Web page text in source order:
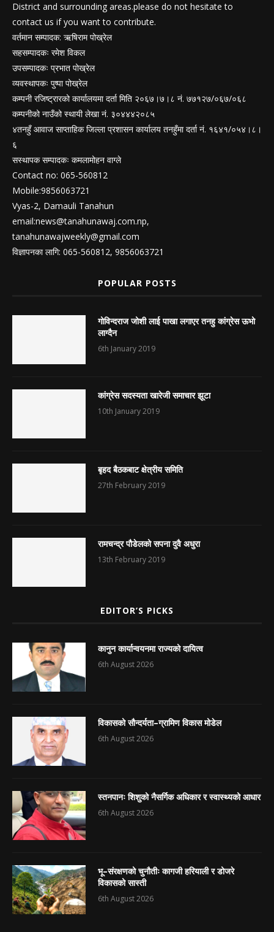
District and surrounding areas.please do not hesitate to
contact us if you want to contribute.
वर्तमान सम्पादक: ऋषिराम पोख्रेल
सहसम्पादकः रमेश विकल
उपसम्पादकः प्रभात पोख्रेल
व्यवस्थापकः पुष्पा पोख्रेल
कम्पनी रजिष्ट्रारको कार्यालयमा दर्ता मिति २०६७।७।८ नं. ७७१२७/०६७/०६८
कम्पनीको नाउँको स्थायी लेखा नं. ३०४४४२०८५
४तनहुँ आवाज साप्ताहिक जिल्ला प्रशासन कार्यालय तनहुँमा दर्ता नं. १६४१/०५४।८।
६
सस्थापक सम्पादकः कमलामोहन वाग्ले
Contact no: 065-560812
Mobile:9856063721
Vyas-2, Damauli Tanahun
email:news@tanahunawaj.com.np,
tanahunawajweekly@gmail.com
विज्ञापनका लागि: 065-560812, 9856063721
POPULAR POSTS
गोविन्दराज जोशी लाई पाखा लगाएर तनहु कांग्रेस ऊभो
लाग्दैन
6th January 2019
कांग्रेस सदस्यता खारेजी समाचार झूटा
10th January 2019
बृहद बैठकबाट क्षेत्रीय समिति
27th February 2019
रामचन्द्र पौडेलको सपना दुवै अधुरा
13th February 2019
EDITOR’S PICKS
कानुन कार्यान्वयनमा राज्यको दायित्व
6th August 2026
विकासको सौन्दर्यता–ग्रामिण विकास मोडेल
6th August 2026
स्तनपानः शिशुको नैसर्गिक अधिकार र स्वास्थ्यको आधार
6th August 2026
भू–संरक्षणको चुनौतीः कागजी हरियाली र डोजरे
विकासको सास्ती
6th August 2026